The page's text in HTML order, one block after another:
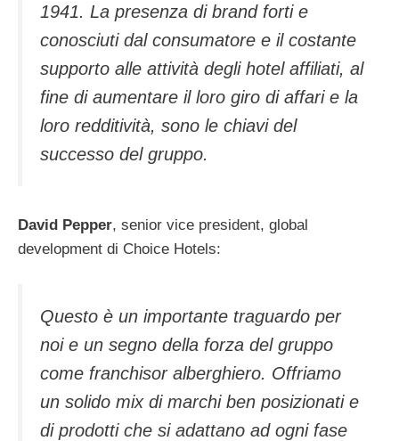
1941. La presenza di brand forti e
conosciuti dal consumatore e il costante
supporto alle attività degli hotel affiliati, al
fine di aumentare il loro giro di affari e la
loro redditività, sono le chiavi del
successo del gruppo.
David Pepper, senior vice president, global
development di Choice Hotels:
Questo è un importante traguardo per
noi e un segno della forza del gruppo
come franchisor alberghiero. Offriamo
un solido mix di marchi ben posizionati e
di prodotti che si adattano ad ogni fase